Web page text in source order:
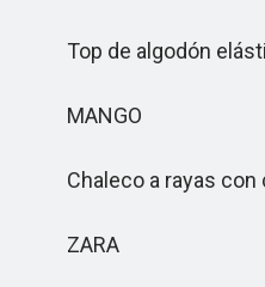
Top de algodón
MANGO
Chaleco a rayas con
ZARA